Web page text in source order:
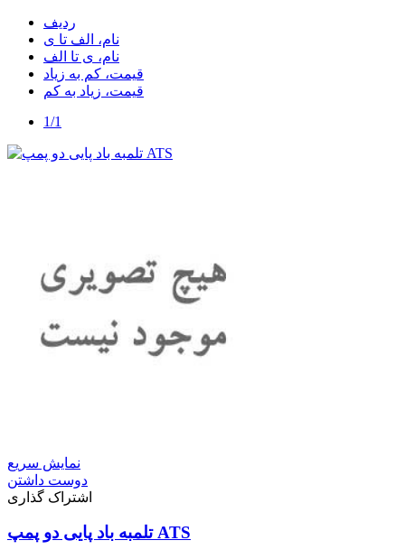
ردیف
نام، الف تا ی
نام، ی تا الف
قیمت، کم به زیاد
قیمت، زیاد به کم
1/1
نمایش سریع
دوست داشتن
اشتراک گذاری
تلمبه باد پایی دو پمپ ATS